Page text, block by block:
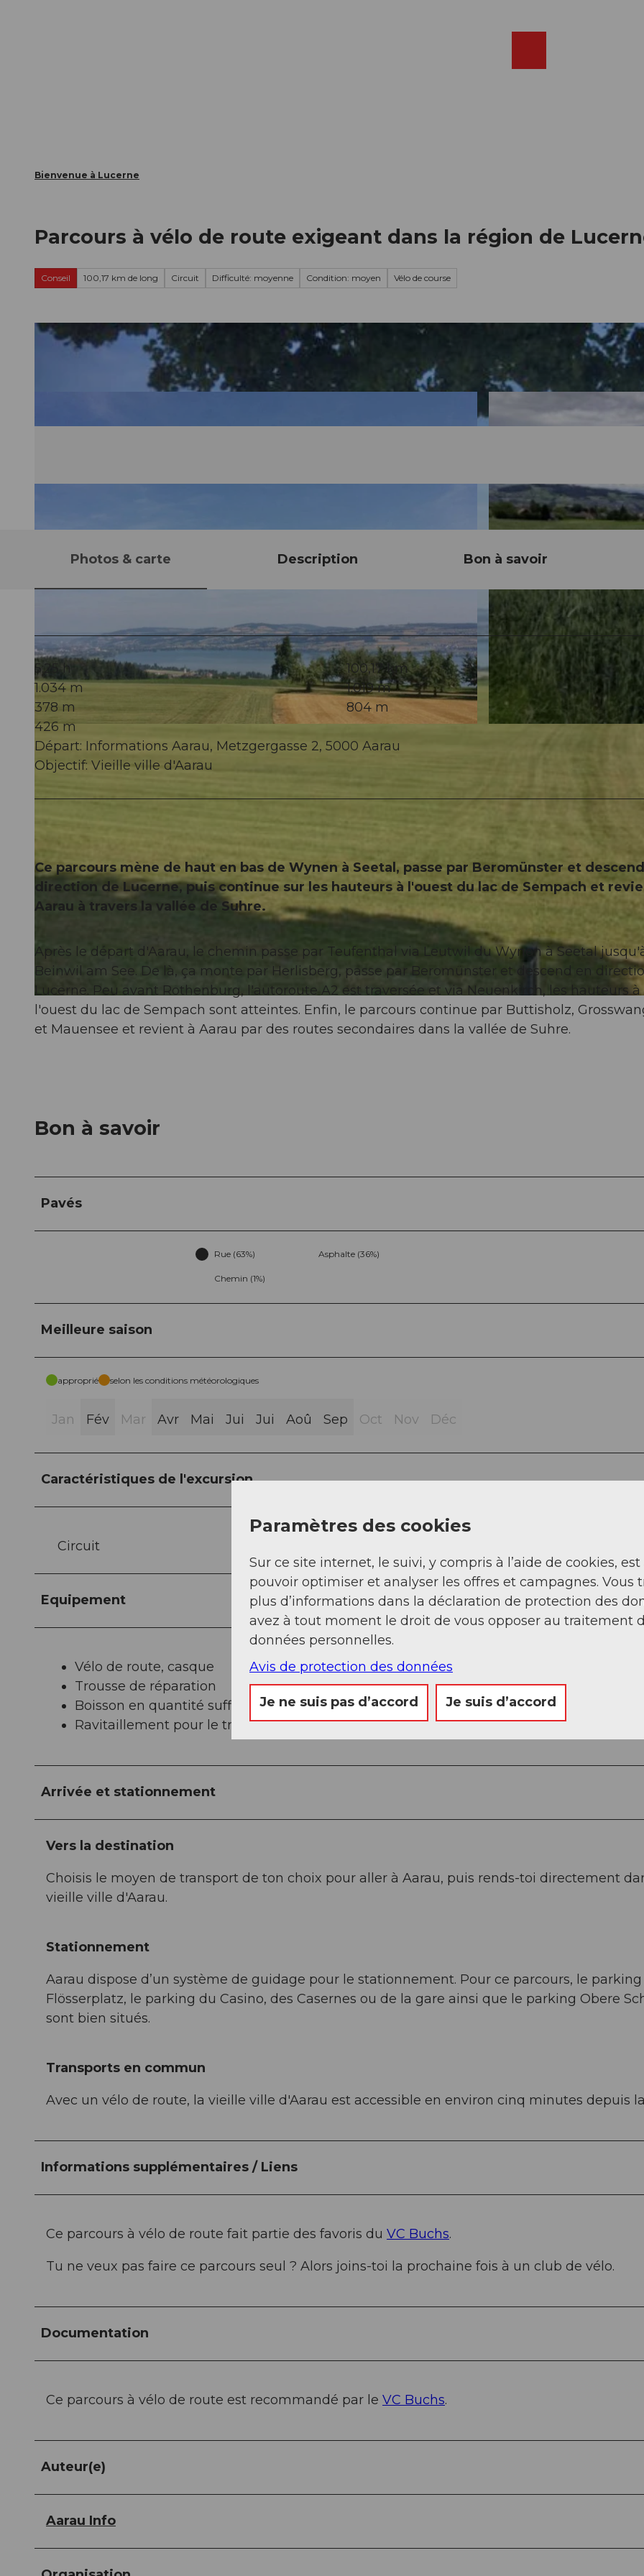
Bienvenue à Lucerne
Parcours à vélo de route exigeant dans la région de
Conseil 100,17 km de long Circuit Difficulté: moyenne Condition: moyen Vélo de course
© VC Buchs, Aarau Standortförderung
Photos & carte Description Bon à savoir
5:25 h
100,17 km
1.034 m
1.019 m
378 m
804 m
426 m
Départ: Informations Aarau, Metzgergasse 2, 5000 Aarau
Objectif: Vieille ville d'Aarau
Ce parcours mène de haut en bas de Wynen à Seetal, passe par Beromünster et
direction de Lucerne, puis continue sur les hauteurs à l'ouest du lac de Sempach et
Aarau à travers la vallée de Suhre.
Après le départ d'Aarau, le chemin passe par Teufenthal via Leutwil du Wynen à Seetal
Beinwil am See. De là, ça monte par Herlisberg, passe par Beromünster et descend en
Lucerne. Peu avant Rothenburg, l'autoroute A2 est traversée et via Neuenkirch, les hauteurs à
l'ouest du lac de Sempach sont atteintes. Enfin, le parcours continue par Buttisholz,
et Mauensee et revient à Aarau par des routes secondaires dans la vallée de Suhre.
Bon à savoir
Pavés
Rue (63%) Asphalte (36%)
Chemin (1%)
Meilleure saison
approprié selon les conditions météorologiques
Jan Fév Mar Avr Mai Jui Jui Aoû Sep Oct Nov Déc
Caractéristiques de l'excursion
Circuit
Equipement
Vélo de route, casque
Trousse de réparation
Boisson en quantité suffisante
Ravitaillement pour le trajet
Arrivée et stationnement
Vers la destination
Choisis le moyen de transport de ton choix pour aller à Aarau, puis rends-toi directement
vieille ville d'Aarau.
Stationnement
Aarau dispose d’un système de guidage pour le stationnement. Pour ce parcours, le parking
Flösserplatz, le parking du Casino, des Casernes ou de la gare ainsi que le parking Obere
sont bien situés.
Transports en commun
Avec un vélo de route, la vieille ville d'Aarau est accessible en environ cinq minutes depuis
Informations supplémentaires / Liens
Ce parcours à vélo de route fait partie des favoris du VC Buchs.
Tu ne veux pas faire ce parcours seul ? Alors joins-toi la prochaine fois à un club de vélo.
Documentation
Ce parcours à vélo de route est recommandé par le VC Buchs.
Auteur(e)
Aarau Info
Paramètres des cookies
Sur ce site internet, le suivi, y compris à l’aide de cookies,
pouvoir optimiser et analyser les offres et campagnes. Vous
plus d’informations dans la déclaration de protection des
avez à tout moment le droit de vous opposer au traitement
données personnelles.
Avis de protection des données
Je ne suis pas d’accord Je suis d’accord